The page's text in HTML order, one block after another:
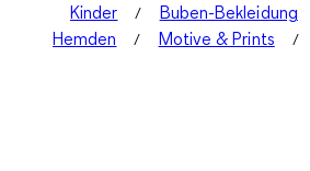
Kinder Buben-Bekleidung
Hemden
Motive & Prints